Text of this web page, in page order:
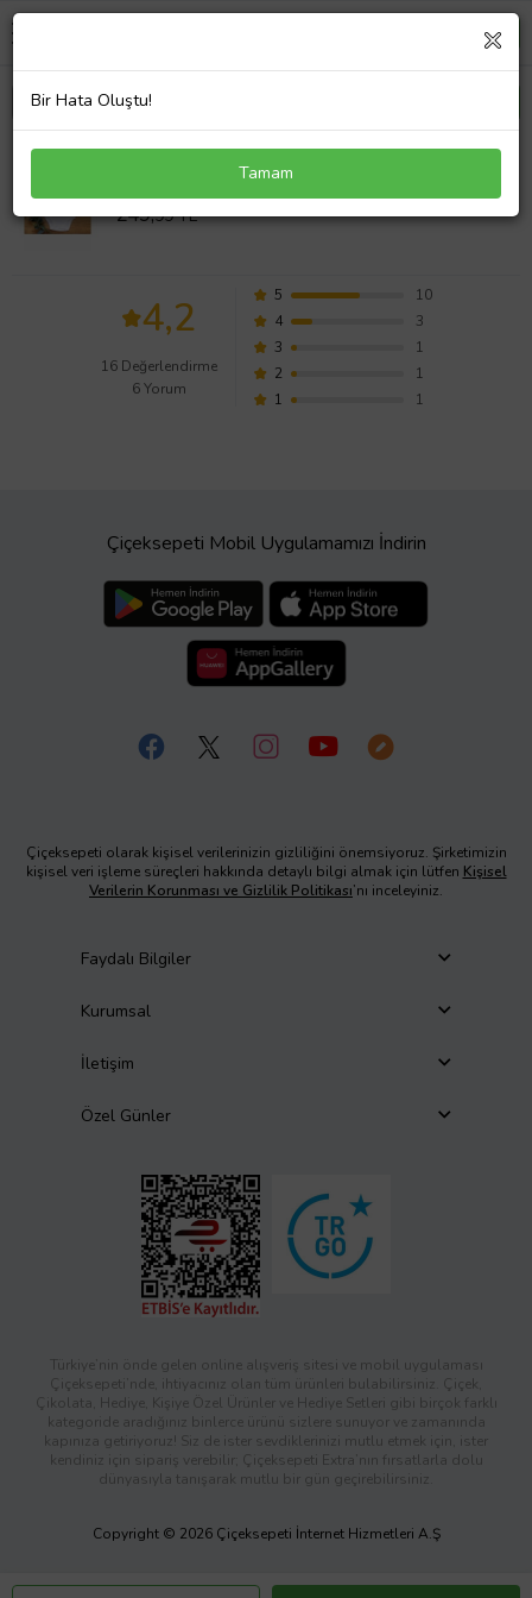
Taçlı İlk Anneler Günü Organik Baskılı Çıtçıtlı Body
Değerlendirmeleri
249,99 TL
4,2
16 Değerlendirme
6 Yorum
5
10
4
3
3
1
2
1
1
1
Çiçeksepeti Mobil Uygulamamızı İndirin
Çiçeksepeti olarak kişisel verilerinizin gizliliğini önemsiyoruz. Şirketimizin
kişisel veri işleme süreçleri hakkında detaylı bilgi almak için lütfen Kişisel
Verilerin Korunması ve Gizlilik Politikası’nı inceleyiniz.
Faydalı Bilgiler
Kurumsal
İletişim
Özel Günler
Türkiye’nin önde gelen online alışveriş sitesi ve mobil uygulaması
Çiçeksepeti’nde, ihtiyacınız olan tüm ürünleri bulabilirsiniz. Çiçek,
Çikolata, Hediye, Kişiye Özel Ürünler ve Hediye Setleri gibi birçok farklı
kategoride aradığınız binlerce ürünü sizlere sunuyor ve zamanında
kapınıza getiriyoruz! Siz de ister sevdiklerinizi mutlu etmek için, ister
kendiniz için sipariş verebilir; Çiçeksepeti Extra’nın fırsatlarla dolu
dünyasıyla tanışarak mutlu bir gün geçirebilirsiniz.
Copyright © 2026 Çiçeksepeti İnternet Hizmetleri A.Ş
Bir Hata Oluştu!
Tamam